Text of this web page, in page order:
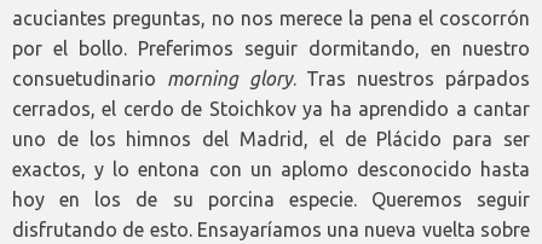
acuciantes preguntas, no nos merece la pena el coscorrón
por el bollo. Preferimos seguir dormitando, en nuestro
consuetudinario morning glory. Tras nuestros párpados
cerrados, el cerdo de Stoichkov ya ha aprendido a cantar
uno de los himnos del Madrid, el de Plácido para ser
exactos, y lo entona con un aplomo desconocido hasta
hoy en los de su porcina especie. Queremos seguir
disfrutando de esto. Ensayaríamos una nueva vuelta sobre